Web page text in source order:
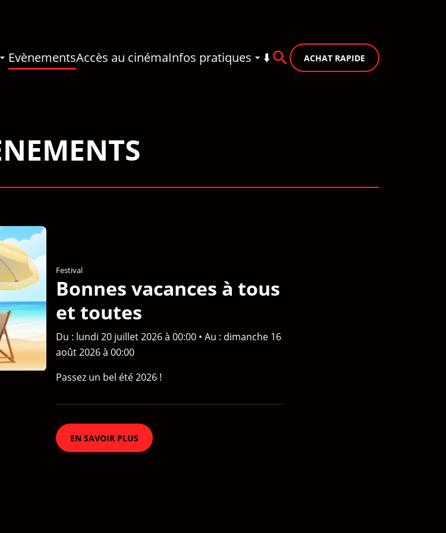
EvènementsAccès au cinémaInfos pratiques ⬇️ ACHAT RAPIDE
Festival
Bonnes vacances à tous
et toutes
Du : lundi 20 juillet 2026 à 00:00 • Au : dimanche 16
août 2026 à 00:00
Passez un bel été 2026 !
EN SAVOIR PLUS